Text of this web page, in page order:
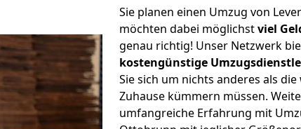
Sie planen einen Umzug von
möchten dabei möglichstviel
genau richtig! Unser Netzwerk
kostengünstige
Sie sich um nichts anderes als
Zuhause kümmern müssen.
umfangreiche Erfahrung mit